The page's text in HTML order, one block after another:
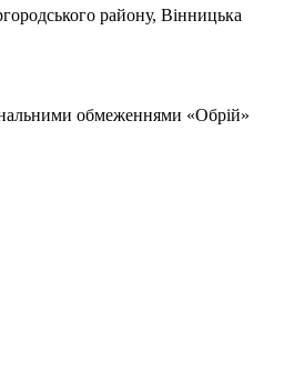
району, Вінницька
обмеженнями «Обрій»